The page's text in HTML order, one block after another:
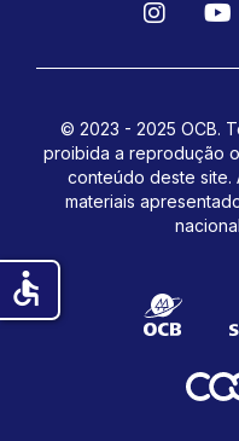
© 2023 - 2025 OCB.
proibida a reprodução
conteúdo deste site.
materiais
accessible